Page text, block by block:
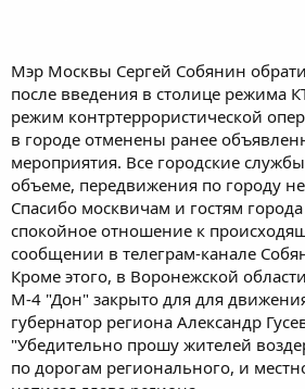
Мэр Москвы Сергей Собянин
после введения в столице режима
режим контртеррористической
в городе отменены ранее
мероприятия. Все городские
объеме, передвижения по городу
Спасибо москвичам и гостям
спокойное отношение к
сообщении в телеграм-канале
Кроме этого, в Воронежской
М-4 "Дон" закрыто для для
губернатор региона Александр
"Убедительно прошу жителей
по дорогам регионального, и